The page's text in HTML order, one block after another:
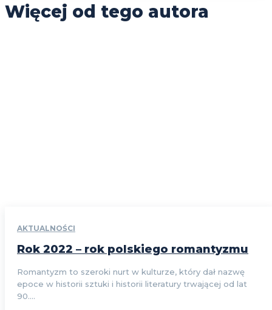
Więcej od tego autora
AKTUALNOŚCI
Rok 2022 – rok polskiego romantyzmu
Romantyzm to szeroki nurt w kulturze, który dał nazwę
epoce w historii sztuki i historii literatury trwającej od lat
90....